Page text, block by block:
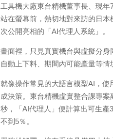
工具機大廠東台精機董事長、現
站在螢幕前，熱切地對來訪的日
次公開亮相的「AI代理人系統」。
畫面裡，只見真實機台與虛擬分
自動上下料、期間內可能產量等
就像操作常見的大語言模型AI，
成決策。東台精機虛實整合課專
秒，「AI代理人」便計算出可生
不到5％。